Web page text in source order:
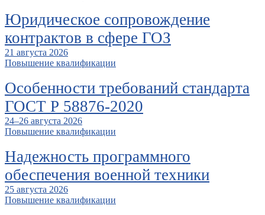
Юридическое сопровождение
контрактов в сфере ГОЗ
21 августа 2026
Повышение квалификации
Особенности требований стандарта
ГОСТ Р 58876-2020
24–26 августа 2026
Повышение квалификации
Надежность программного
обеспечения военной техники
25 августа 2026
Повышение квалификации